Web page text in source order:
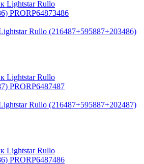
Rullo (216487+595887+203486)
Rullo (216487+595887+202487)